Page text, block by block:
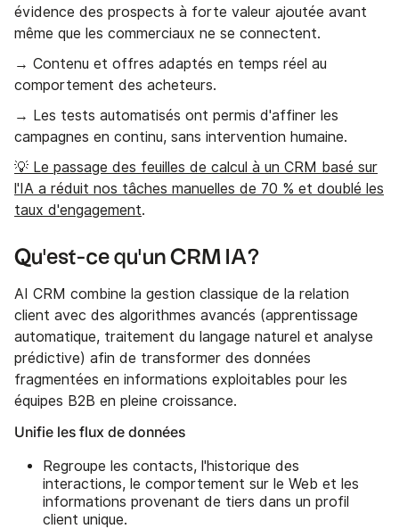
évidence des prospects à forte valeur ajoutée avant
même que les commerciaux ne se connectent.
→ Contenu et offres adaptés en temps réel au
comportement des acheteurs.
→ Les tests automatisés ont permis d'affiner les
campagnes en continu, sans intervention humaine.
💡 Le passage des feuilles de calcul à un CRM basé sur
l'IA a réduit nos tâches manuelles de 70 % et doublé les
taux d'engagement.
Qu'est-ce qu'un CRM IA?
AI CRM combine la gestion classique de la relation
client avec des algorithmes avancés (apprentissage
automatique, traitement du langage naturel et analyse
prédictive) afin de transformer des données
fragmentées en informations exploitables pour les
équipes B2B en pleine croissance.
Unifie les flux de données
Regroupe les contacts, l'historique des
interactions, le comportement sur le Web et les
informations provenant de tiers dans un profil
client unique.